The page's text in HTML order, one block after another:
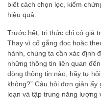
biết cách chọn lọc, kiểm
hiệu quả.
Trước hết, tri thức chỉ có giá
Thay vì cố gắng đọc hoặc
hành, chúng ta cần xác định
những thông tin liên quan
dòng thông tin nào, hãy tự
không?” Câu hỏi đơn giản
loạn và tập trung năng lượng